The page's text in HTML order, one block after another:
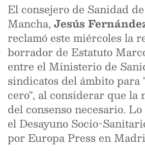
El consejero de Sanidad
Mancha, Jesús
reclamó este miércoles la
borrador de Estatuto
entre el Ministerio de
sindicatos del ámbito para
cero", al considerar que la
del consenso necesario.
el Desayuno Socio-
por Europa Press en